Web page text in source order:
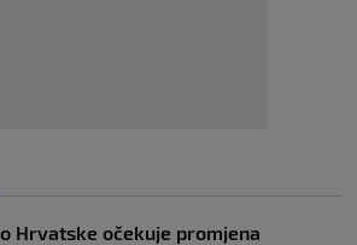
Hrvatske očekuje promjena